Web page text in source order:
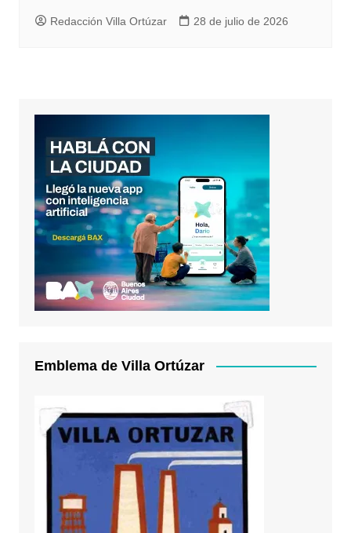
Redacción Villa Ortúzar 28 de julio de 2026
Emblema de Villa Ortúzar